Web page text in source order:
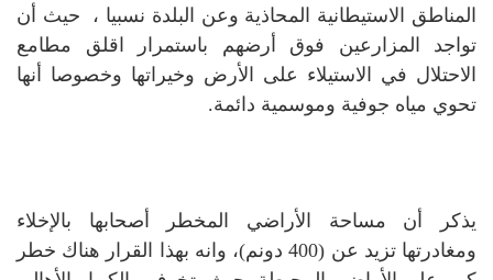
المناطق الاستيطانية المحاذية وعن البلدة نسبيا ، حيث أن
تواجد المزارعين فوق أرضهم باستمرار اقلق مطامع
الاحتلال في الاستيلاء على الأرض وخيراتها وخصوصا أنها
تحوي مياه جوفية وموسمية دائمة.
يذكر أن مساحة الأراضي المخطر أصحابها بالإخلاء
ومغادرتها تزيد عن (400 دونم)، وانه بهذا القرار هناك خطر